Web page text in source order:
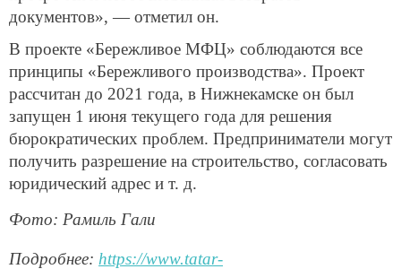
документов», — отметил он.
В проекте «Бережливое МФЦ» соблюдаются все
принципы «Бережливого производства». Проект
рассчитан до 2021 года, в Нижнекамске он был
запущен 1 июня текущего года для решения
бюрократических проблем. Предприниматели могут
получить разрешение на строительство, согласовать
юридический адрес и т. д.
Фото: Рамиль Гали
Подробнее: https://www.tatar-